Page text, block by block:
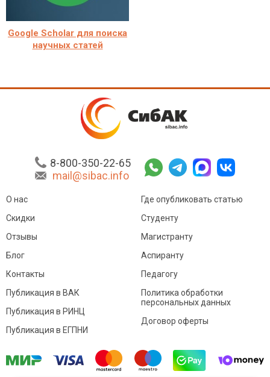
Google Scholar для поиска
научных статей
8-800-350-22-65
mail@sibac.info
О нас
Скидки
Отзывы
Блог
Контакты
Где опубликовать статью
Студенту
Магистранту
Аспиранту
Педагогу
Публикация в ВАК
Публикация в РИНЦ
Публикация в ЕГПНИ
Политика обработки
персональных данных
Договор оферты